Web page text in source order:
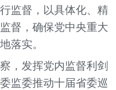
监督，以具体化、精
督，确保党中央重大
落实。
发挥党内监督利剑
监委推动十届省委巡